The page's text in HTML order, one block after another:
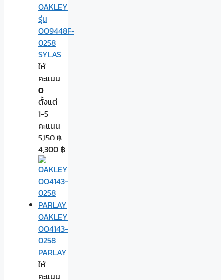
OAKLEY
รุ่น
OO9448F-
0258
SYLAS
ให้
คะแนน
0
ตั้งแต่
1-5
คะแนน
5,150฿
4,300 ฿
OAKLEY
OO4143-
0258
PARLAY
ให้
คะแนน